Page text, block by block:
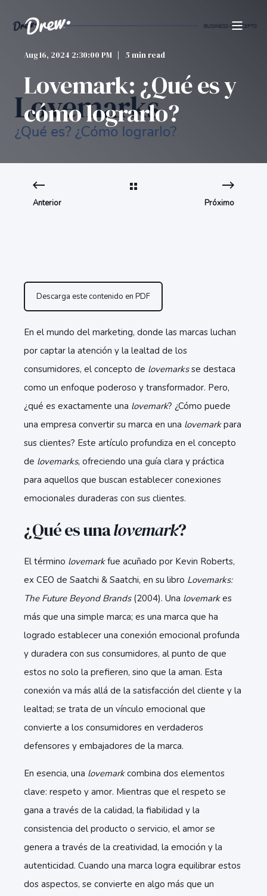
Aug 16, 2024 2:30:00 PM 5 min read
Lovemark: ¿Qué es y
cómo lograrlo?
Anterior Próximo
Descarga este contenido en PDF
En el mundo del marketing, donde las marcas luchan
por captar la atención y la lealtad de los
consumidores, el concepto de lovemarksse destaca
como un enfoque poderoso y transformador. Pero,
¿qué es exactamente una lovemark? ¿Cómo puede
una empresa convertir su marca en una lovemarkpara
sus clientes? Este artículo profundiza en el concepto
de lovemarks, ofreciendo una guía clara y práctica
para aquellos que buscan establecer conexiones
emocionales duraderas con sus clientes.
¿Qué es unalovemark?
El término lovemarkfue acuñado por Kevin Roberts,
ex CEO de Saatchi & Saatchi, en su libro Lovemarks:
The Future Beyond Brands(2004). Una lovemarkes
más que una simple marca; es una marca que ha
logrado establecer una conexión emocional profunda
y duradera con sus consumidores, al punto de que
estos no solo la prefieren, sino que la aman. Esta
conexión va más allá de la satisfacción del cliente y la
lealtad; se trata de un vínculo emocional que
convierte a los consumidores en verdaderos
defensores y embajadores de la marca.
En esencia, una lovemarkcombina dos elementos
clave: respeto y amor. Mientras que el respeto se
gana a través de la calidad, la fiabilidad y la
consistencia del producto o servicio, el amor se
genera a través de la creatividad, la emoción y la
autenticidad. Cuando una marca logra equilibrar estos
dos aspectos, se convierte en algo más que un